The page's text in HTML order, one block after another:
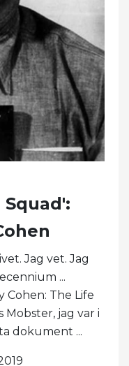
Jag vet. Jag
...
Cohen: The Life
Mobster, jag var i
dokument ...